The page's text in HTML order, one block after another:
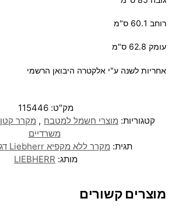
רוחב 60.1 ס"מ
עומק 62.8 ס"מ
אחריות לשנה ע"י אלקטרה היבואן הרשמי
מק"ט: 115446
קטגוריות: מוצרי חשמל למטבח , מקרר קטן
משרדיים
תגית: מקרר ‏ללא מקפיא Liebherr דגם TP1760
מותג: LIEBHERR
מוצרים קשורים